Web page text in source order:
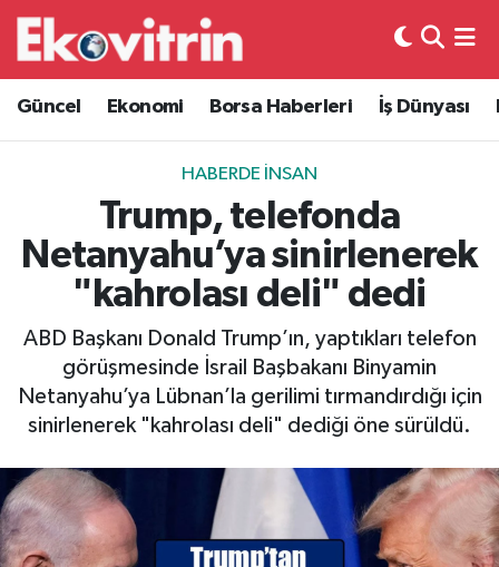
Güncel Ekonomi Borsa Haberleri İş Dünyası
HABERDE İNSAN
Trump, telefonda
Netanyahu’ya sinirlenerek
"kahrolası deli" dedi
ABD Başkanı Donald Trump’ın, yaptıkları telefon
görüşmesinde İsrail Başbakanı Binyamin
Netanyahu’ya Lübnan’la gerilimi tırmandırdığı için
sinirlenerek "kahrolası deli" dediği öne sürüldü.
Güncel
Ekonomi
Borsa Haberleri
İş Dünyası
Lojistik
Otovitrin
Asayiş
Magazin
Gayrimenkul
Hava Durumu
Trafik Durumu
Süper Lig Puan Durumu ve Fikstür
Tüm Manşetler
Son Dakika Haberleri
Haber Arşivi